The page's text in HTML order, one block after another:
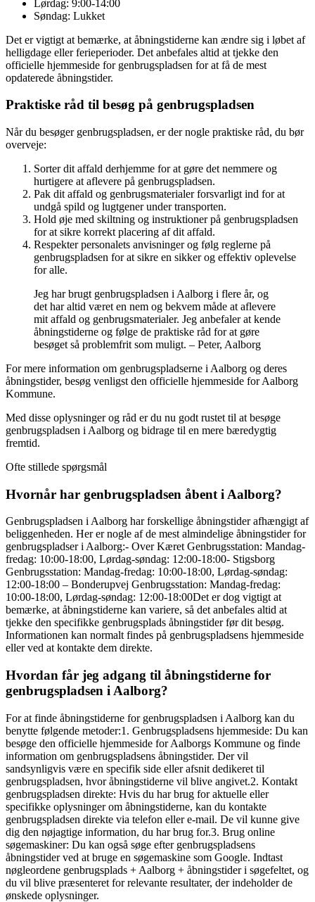
Lørdag: 9:00-14:00
Søndag: Lukket
Det er vigtigt at bemærke, at åbningstiderne kan ændre sig i løbet af
helligdage eller ferieperioder. Det anbefales altid at tjekke den
officielle hjemmeside for genbrugspladsen for at få de mest
opdaterede åbningstider.
Praktiske råd til besøg på genbrugspladsen
Når du besøger genbrugspladsen, er der nogle praktiske råd, du bør
overveje:
Sorter dit affald derhjemme for at gøre det nemmere og
hurtigere at aflevere på genbrugspladsen.
Pak dit affald og genbrugsmaterialer forsvarligt ind for at
undgå spild og lugtgener under transporten.
Hold øje med skiltning og instruktioner på genbrugspladsen
for at sikre korrekt placering af dit affald.
Respekter personalets anvisninger og følg reglerne på
genbrugspladsen for at sikre en sikker og effektiv oplevelse
for alle.
Jeg har brugt genbrugspladsen i Aalborg i flere år, og
det har altid været en nem og bekvem måde at aflevere
mit affald og genbrugsmaterialer. Jeg anbefaler at kende
åbningstiderne og følge de praktiske råd for at gøre
besøget så problemfrit som muligt. – Peter, Aalborg
For mere information om genbrugspladserne i Aalborg og deres
åbningstider, besøg venligst den officielle hjemmeside for Aalborg
Kommune.
Med disse oplysninger og råd er du nu godt rustet til at besøge
genbrugspladsen i Aalborg og bidrage til en mere bæredygtig
fremtid.
Ofte stillede spørgsmål
Hvornår har genbrugspladsen åbent i Aalborg?
Genbrugspladsen i Aalborg har forskellige åbningstider afhængigt af
beliggenheden. Her er nogle af de mest almindelige åbningstider for
genbrugspladser i Aalborg:- Over Kæret Genbrugsstation: Mandag-
fredag: 10:00-18:00, Lørdag-søndag: 12:00-18:00- Stigsborg
Genbrugsstation: Mandag-fredag: 10:00-18:00, Lørdag-søndag:
12:00-18:00 – Bonderupvej Genbrugsstation: Mandag-fredag:
10:00-18:00, Lørdag-søndag: 12:00-18:00Det er dog vigtigt at
bemærke, at åbningstiderne kan variere, så det anbefales altid at
tjekke den specifikke genbrugsplads åbningstider før dit besøg.
Informationen kan normalt findes på genbrugspladsens hjemmeside
eller ved at kontakte dem direkte.
Hvordan får jeg adgang til åbningstiderne for
genbrugspladsen i Aalborg?
For at finde åbningstiderne for genbrugspladsen i Aalborg kan du
benytte følgende metoder:1. Genbrugspladsens hjemmeside: Du kan
besøge den officielle hjemmeside for Aalborgs Kommune og finde
information om genbrugspladsens åbningstider. Der vil
sandsynligvis være en specifik side eller afsnit dedikeret til
genbrugspladsen, hvor åbningstiderne vil blive angivet.2. Kontakt
genbrugspladsen direkte: Hvis du har brug for aktuelle eller
specifikke oplysninger om åbningstiderne, kan du kontakte
genbrugspladsen direkte via telefon eller e-mail. De vil kunne give
dig den nøjagtige information, du har brug for.3. Brug online
søgemaskiner: Du kan også søge efter genbrugspladsens
åbningstider ved at bruge en søgemaskine som Google. Indtast
nøgleordene genbrugsplads + Aalborg + åbningstider i søgefeltet, og
du vil blive præsenteret for relevante resultater, der indeholder de
ønskede oplysninger.